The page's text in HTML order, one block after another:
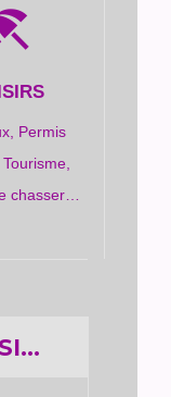
Permis
Tourisme,
chasser…